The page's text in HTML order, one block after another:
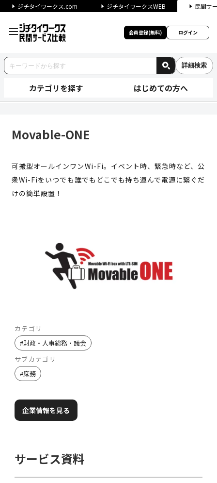
ジチタイワークス.com ジチタイワークスWEB 民間サ
会員登録(無料) ログイン
詳細検索
カテゴリを探す はじめての方へ
Movable-ONE
可搬型オールインワンWi-Fi。イベント時、緊急時など、公
衆Wi-Fiをいつでも誰でもどこでも持ち運んで電源に繋ぐだ
けの簡単設置！
カテゴリ
#財政・人事総務・議会
サブカテゴリ
#庶務
企業情報を見る
サービス資料